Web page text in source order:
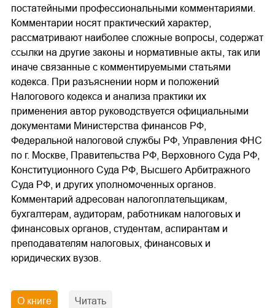
постатейными профессиональными комментариями.
Комментарии носят практический характер,
рассматривают наиболее сложные вопросы, содержат
ссылки на другие законы и нормативные акты, так или
иначе связанные с комментируемыми статьями
кодекса. При разъяснении норм и положений
Налогового кодекса и анализа практики их
применения автор руководствуется официальными
документами Министерства финансов РФ,
Федеральной налоговой службы РФ, Управления ФНС
по г. Москве, Правительства РФ, Верховного Суда РФ,
Конституционного Суда РФ, Высшего Арбитражного
Суда РФ, и других уполномоченных органов.
Комментарий адресован налогоплательщикам,
бухгалтерам, аудиторам, работникам налоговых и
финансовых органов, студентам, аспирантам и
преподавателям налоговых, финансовых и
юридических вузов.
О книге Читать